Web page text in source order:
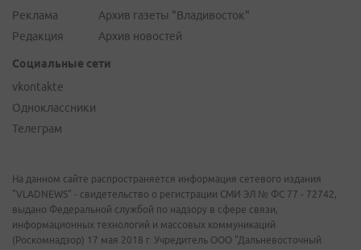
Реклама
Редакция
Архив газеты "Владивосток"
Архив новостей
Социальные сети
vkontakte
Одноклассники
Телеграм
На данном сайте распространяется информация сетевого издания
"VLADNEWS" - свидетельство о регистрации СМИ ЭЛ № ФС 77 - 72742,
выдано Федеральной службой по надзору в сфере связи,
информационных технологий и массовых коммуникаций
(Роскомнадзор) 17 мая 2018 г. Учредитель ООО "Дальневосточный